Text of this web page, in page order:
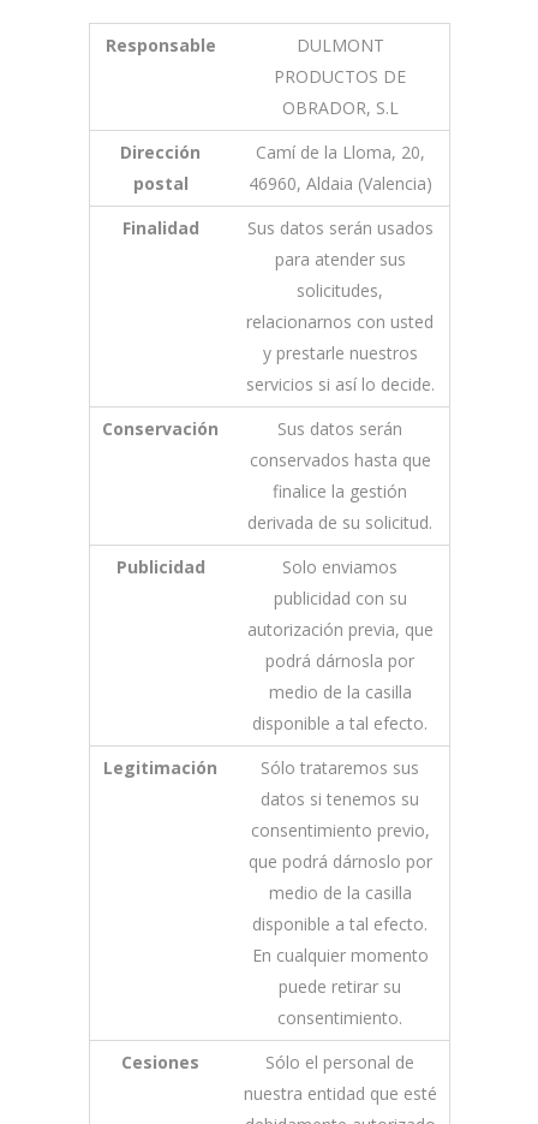
Responsable
DULMONT
PRODUCTOS DE
OBRADOR, S.L
Dirección
postal
Camí de la Lloma, 20,
46960, Aldaia (Valencia)
Finalidad
Sus datos serán usados
para atender sus
solicitudes,
relacionarnos con usted
y prestarle nuestros
servicios si así lo decide.
Conservación
Sus datos serán
conservados hasta que
finalice la gestión
derivada de su solicitud.
Publicidad
Solo enviamos
publicidad con su
autorización previa, que
podrá dárnosla por
medio de la casilla
disponible a tal efecto.
Legitimación
Sólo trataremos sus
datos si tenemos su
consentimiento previo,
que podrá dárnoslo por
medio de la casilla
disponible a tal efecto.
En cualquier momento
puede retirar su
consentimiento.
Cesiones
Sólo el personal de
nuestra entidad que esté